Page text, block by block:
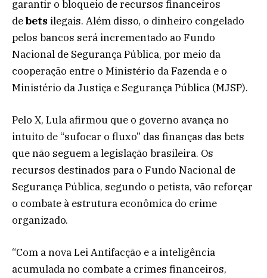
garantir o bloqueio de recursos financeiros
debets ilegais. Além disso, o dinheiro congelado
pelos bancos será incrementado ao Fundo
Nacional de Segurança Pública, por meio da
cooperação entre o Ministério da Fazenda e o
Ministério da Justiça e Segurança Pública (MJSP).
Pelo X, Lula afirmou que o governo avança no
intuito de “sufocar o fluxo” das finanças das bets
que não seguem a legislação brasileira. Os
recursos destinados para o Fundo Nacional de
Segurança Pública, segundo o petista, vão reforçar
o combate à estrutura econômica do crime
organizado.
“Com a nova Lei Antifacção e a inteligência
acumulada no combate a crimes financeiros,